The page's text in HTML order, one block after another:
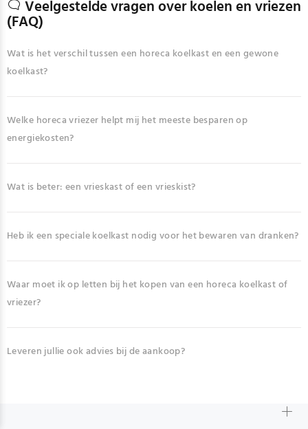
Veelgestelde vragen over koelen en vriezen
(FAQ)
Wat is het verschil tussen een horeca koelkast en een gewone
koelkast?
Welke horeca vriezer helpt mij het meeste besparen op
energiekosten?
Wat is beter: een vrieskast of een vrieskist?
Heb ik een speciale koelkast nodig voor het bewaren van dranken?
Waar moet ik op letten bij het kopen van een horeca koelkast of
vriezer?
Leveren jullie ook advies bij de aankoop?